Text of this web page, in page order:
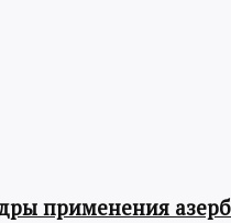
применения